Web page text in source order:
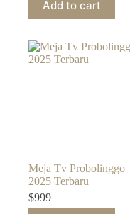
Add to cart
Meja Tv Probolinggo
2025 Terbaru
$999